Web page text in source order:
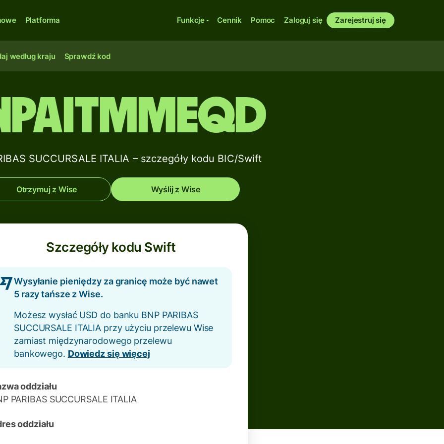
Platforma Funkcje Cennik Pomoc Zaloguj się Zarejestruj się
według kraju Sprawdź kod
SUCCURSALE ITALIA – szczegóły kodu BIC/Swift
Otrzymuj z Wise Wyślij z Wise
Szczegóły kodu Swift
Wysyłanie pieniędzy za granicę może być nawet
5 razy tańsze z Wise.
Możesz wysłać USD do banku BNP PARIBAS
SUCCURSALE ITALIA przy użyciu przelewu Wise
zamiast międzynarodowego przelewu
bankowego. Dowiedz się więcej
oddziału
PARIBAS SUCCURSALE ITALIA
oddziału